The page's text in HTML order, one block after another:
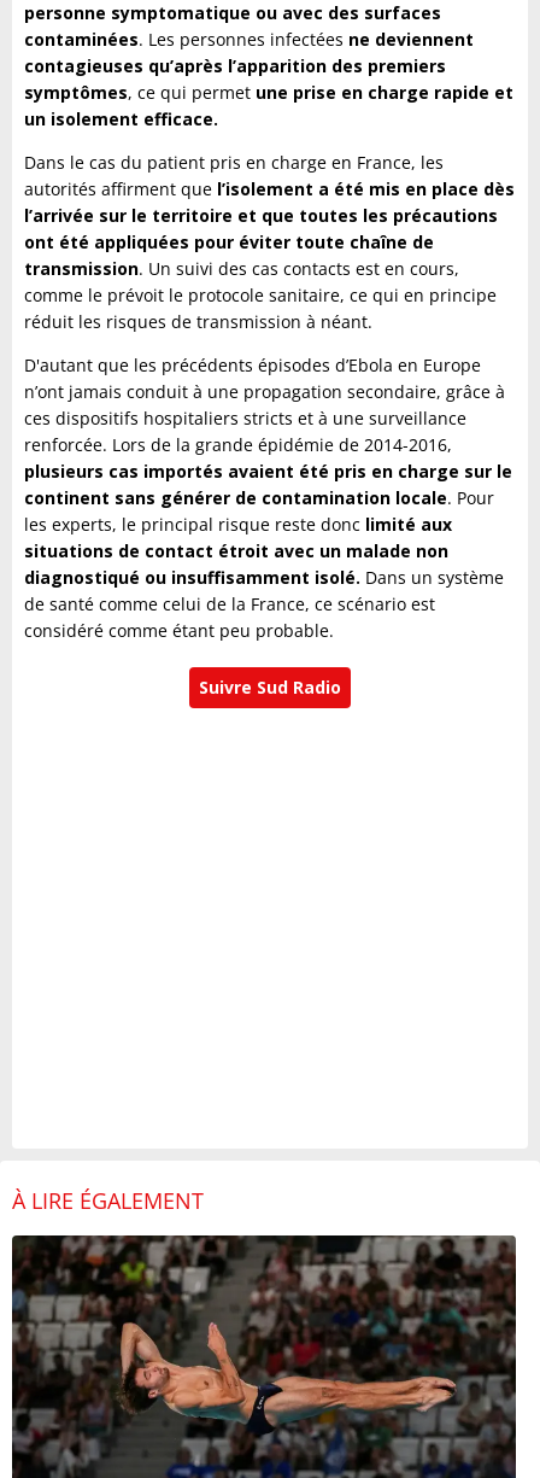
personne symptomatique ou avec des surfaces
contaminées. Les personnes infectées ne deviennent
contagieuses qu’après l’apparition des premiers
symptômes, ce qui permet une prise en charge rapide et
un isolement efficace.
Dans le cas du patient pris en charge en France, les
autorités affirment que l’isolement a été mis en place dès
l’arrivée sur le territoire et que toutes les précautions
ont été appliquées pour éviter toute chaîne de
transmission. Un suivi des cas contacts est en cours,
comme le prévoit le protocole sanitaire, ce qui en principe
réduit les risques de transmission à néant.
D'autant que les précédents épisodes d’Ebola en Europe
n’ont jamais conduit à une propagation secondaire, grâce à
ces dispositifs hospitaliers stricts et à une surveillance
renforcée. Lors de la grande épidémie de 2014-2016,
plusieurs cas importés avaient été pris en charge sur le
continent sans générer de contamination locale. Pour
les experts, le principal risque reste donc limité aux
situations de contact étroit avec un malade non
diagnostiqué ou insuffisamment isolé. Dans un système
de santé comme celui de la France, ce scénario est
considéré comme étant peu probable.
Suivre Sud Radio
À LIRE ÉGALEMENT